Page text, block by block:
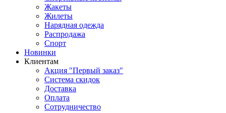
Жакеты
Жилеты
Нарядная одежда
Распродажа
Спорт
Новинки
Клиентам
Акция "Первый заказ"
Система скидок
Доставка
Оплата
Сотрудничество